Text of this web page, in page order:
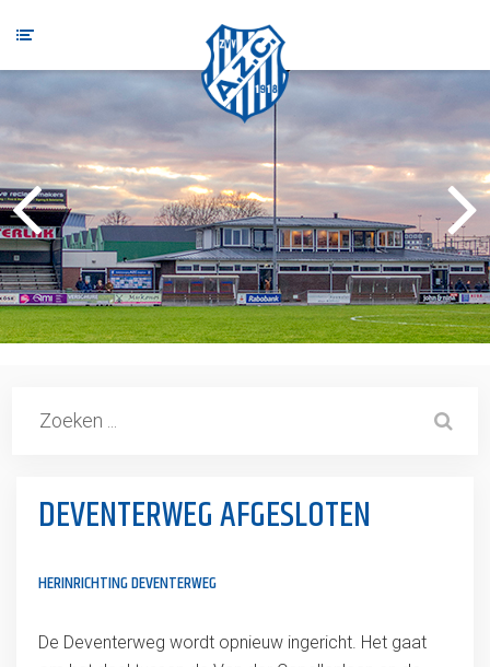
DEVENTERWEG AFGESLOTEN
HERINRICHTING DEVENTERWEG
De Deventerweg wordt opnieuw ingericht. Het gaat